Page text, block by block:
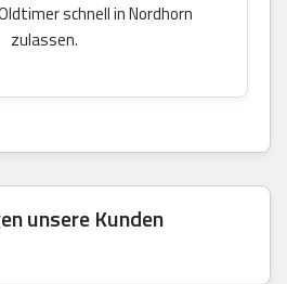
schnell in Nordhorn
zulassen.
unsere Kunden